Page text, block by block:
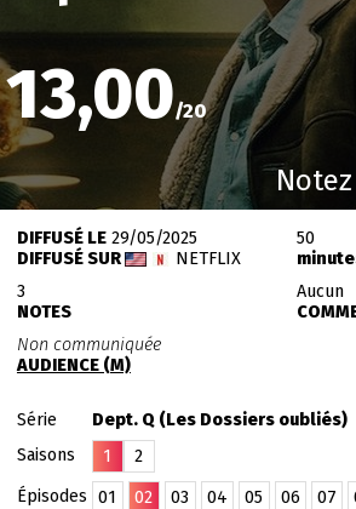
13,00/20
DIFFUSÉ LE29/05/2025
DIFFUSÉ SUR
NETFLIX
50
3
NOTES
Aucun
Non communiquée
AUDIENCE (M)
Série
Dept. Q (Les Dossiers oubliés)
Saisons
1
2
Épisodes
01 02 03 04 05 06 07